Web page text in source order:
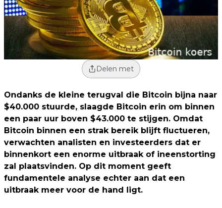
Delen met
Ondanks de kleine terugval die Bitcoin bijna naar
$40.000 stuurde, slaagde Bitcoin erin om binnen
een paar uur boven $43.000 te stijgen. Omdat
Bitcoin binnen een strak bereik blijft fluctueren,
verwachten analisten en investeerders dat er
binnenkort een enorme uitbraak of ineenstorting
zal plaatsvinden. Op dit moment geeft
fundamentele analyse echter aan dat een
uitbraak meer voor de hand ligt.